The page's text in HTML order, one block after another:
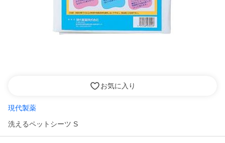
お気に入り
現代製薬
洗えるペットシーツ S